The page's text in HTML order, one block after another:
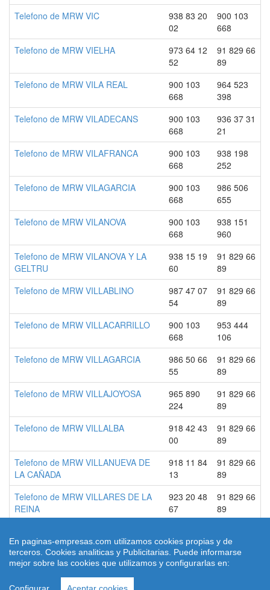
Telefono de MRW VIC
938 83 20
02
900 103
668
Telefono de MRW VIELHA
973 64 12
52
91 829 66
89
Telefono de MRW VILA REAL
900 103
668
964 523
398
Telefono de MRW VILADECANS
900 103
668
936 37 31
21
Telefono de MRW VILAFRANCA
900 103
668
938 198
252
Telefono de MRW VILAGARCIA
900 103
668
986 506
655
Telefono de MRW VILANOVA
900 103
668
938 151
960
Telefono de MRW VILANOVA Y LA
GELTRU
938 15 19
60
91 829 66
89
Telefono de MRW VILLABLINO
987 47 07
54
91 829 66
89
Telefono de MRW VILLACARRILLO
900 103
668
953 444
106
Telefono de MRW VILLAGARCIA
986 50 66
55
91 829 66
89
Telefono de MRW VILLAJOYOSA
965 890
224
91 829 66
89
Telefono de MRW VILLALBA
918 42 43
00
91 829 66
89
Telefono de MRW VILLANUEVA DE
LA CAÑADA
918 11 84
13
91 829 66
89
Telefono de MRW VILLARES DE LA
REINA
923 20 48
67
91 829 66
89
© 2026 paginas-empresas.com
Cookies
En paginas-empresas.com utilizamos cookies propias y de
terceros. Cookies analiticas y Publicitarias. Puede informarse
mejor sobre las cookies que utilizamos y configurarlas en: